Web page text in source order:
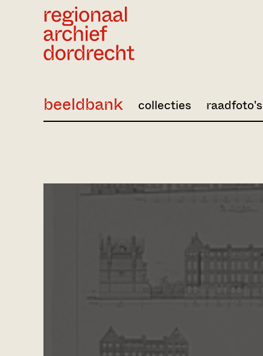
beeldbank collecties raadfoto's